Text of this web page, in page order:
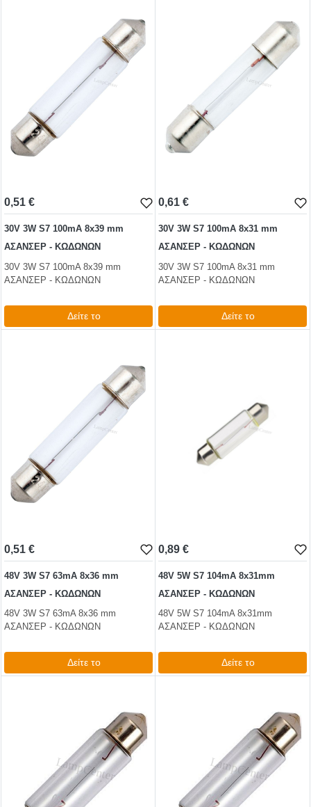
0,51 €
30V 3W S7 100mA 8x39 mm
ΑΣΑΝΣΕΡ - ΚΩΔΩΝΩΝ
30V 3W S7 100mA 8x39 mm
ΑΣΑΝΣΕΡ - ΚΩΔΩΝΩΝ
Δείτε το
0,61 €
30V 3W S7 100mA 8x31 mm
ΑΣΑΝΣΕΡ - ΚΩΔΩΝΩΝ
30V 3W S7 100mA 8x31 mm
ΑΣΑΝΣΕΡ - ΚΩΔΩΝΩΝ
Δείτε το
0,51 €
48V 3W S7 63mA 8x36 mm
ΑΣΑΝΣΕΡ - ΚΩΔΩΝΩΝ
48V 3W S7 63mA 8x36 mm
ΑΣΑΝΣΕΡ - ΚΩΔΩΝΩΝ
Δείτε το
0,89 €
48V 5W S7 104mA 8x31mm
ΑΣΑΝΣΕΡ - ΚΩΔΩΝΩΝ
48V 5W S7 104mA 8x31mm
ΑΣΑΝΣΕΡ - ΚΩΔΩΝΩΝ
Δείτε το